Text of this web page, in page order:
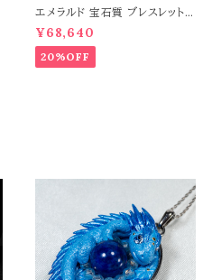
エメラルド 宝石質 ブレスレット
パワーストーン 天然石 t0544
¥68,640
20%OFF